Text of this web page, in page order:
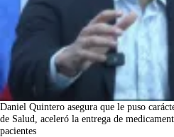
Daniel Quintero asegura que le puso
de Salud, aceleró la entrega de
pacientes